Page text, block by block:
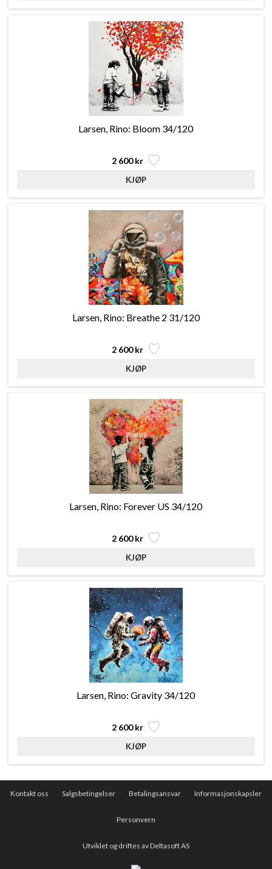
Larsen, Rino: Bloom 34/120
2 600 kr
Larsen, Rino: Breathe 2 31/120
2 600 kr
Larsen, Rino: Forever US 34/120
2 600 kr
Larsen, Rino: Gravity 34/120
2 600 kr
Kontakt oss Salgsbetingelser Betalingsansvar Informasjonskapsler
Personvern
Utviklet og driftes av Deltasoft AS